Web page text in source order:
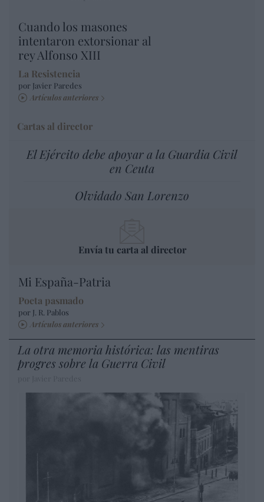
Cuando los masones
intentaron extorsionar al
rey Alfonso XIII
La Resistencia
por Javier Paredes
Artículos anteriores
Cartas al director
El Ejército debe apoyar a la Guardia Civil
en Ceuta
Olvidado San Lorenzo
Envía tu carta al director
Mi España-Patria
Poeta pasmado
por J. R. Pablos
Artículos anteriores
La otra memoria histórica: las mentiras
progres sobre la Guerra Civil